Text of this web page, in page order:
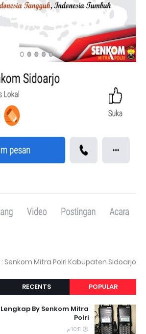
: Senkom Mitra Polri Kabupaten Sidoarjo
POPULAR
RECENTS
By Senkom Mitra
Polri
10:11 م